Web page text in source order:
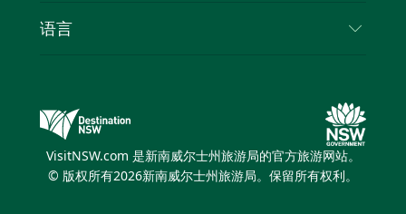
活动
新南威尔士州的商业
新南威尔士州旅游局媒体中心
缤纷悉尼灯光音乐节
语言
VisitNSW.com 是新南威尔士州旅游局的官方旅游网站。
© 版权所有2026新南威尔士州旅游局。保留所有权利。